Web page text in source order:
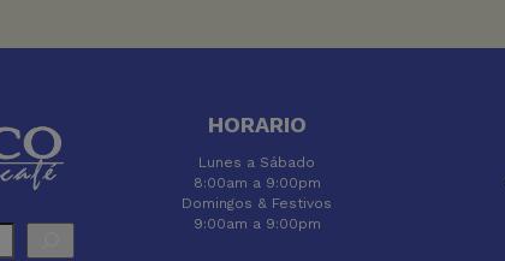
HORARIO
Lunes a Sábado
8:00am a 9:00pm
Domingos & Festivos
9:00am a 9:00pm